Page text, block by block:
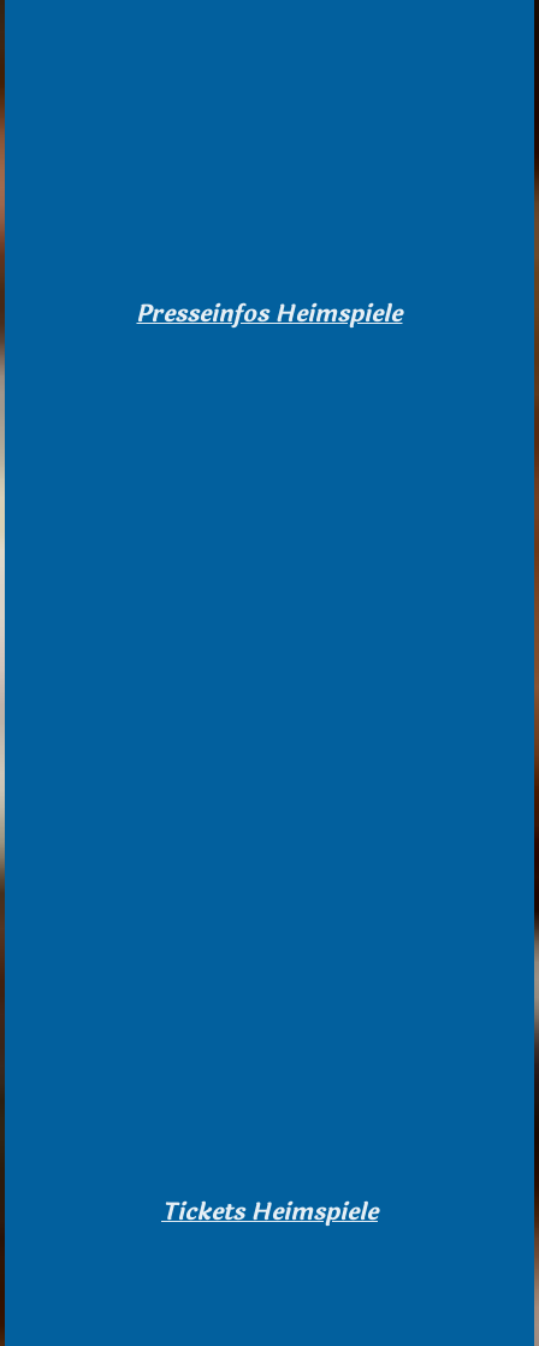
Presseinfos Heimspiele
Tickets Heimspiele